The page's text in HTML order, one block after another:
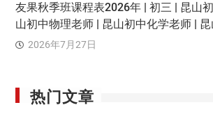
友果秋季班课程表2026年 | 初三 | 昆山
山初中物理老师 | 昆山初中化学老师 |
2026年7月27日
热门文章